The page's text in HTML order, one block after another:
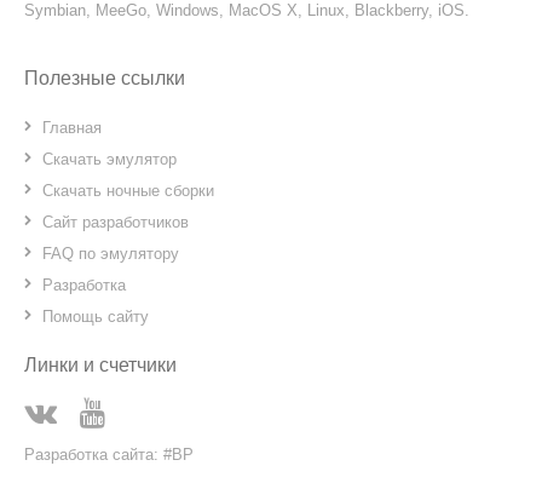
Symbian, MeeGo, Windows, MacOS X, Linux, Blackberry, iOS.
Полезные ссылки
Главная
Скачать эмулятор
Скачать ночные сборки
Сайт разработчиков
FAQ по эмулятору
Разработка
Помощь сайту
Линки и счетчики
Разработка сайта: #BP